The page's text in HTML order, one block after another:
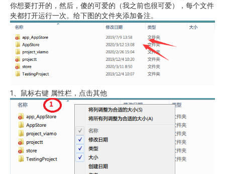
你想要打开的，然后，傻的可爱的（我之前也很可爱），每个文件
夹都打开运行一次。给下图的文件夹添加备注。
1、鼠标右键 属性栏，点击其他